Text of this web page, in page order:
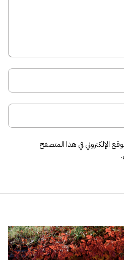
الإلكتروني في هذا المتصفح